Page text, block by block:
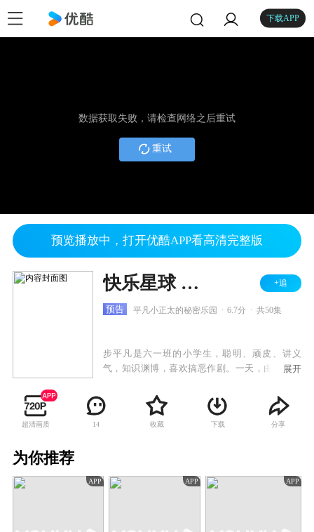
下载APP
数据获取失败，请检查网络之后重试
重试
预览播放中，打开优酷APP看高清完整版
快乐星球 第四部 +追
预告 平凡小正太的秘密乐园 6.7分 共50集
步平凡是六一班的小学生，聪明、顽皮、讲义
气，知识渊博，喜欢搞恶作剧。一天，由于一个
爸爸、妈妈万分着急，想了各种办法为步平凡治
病，都没有效果。步平凡的同学在万般无奈的情
况下，向快乐星球发出了求救信号。 摆脱了黑
王朝的时空穿梭机。老顽童爷爷收到步平凡爸爸
展开
超清画质 14 收藏 下载 分享
为你推荐
APP APP APP